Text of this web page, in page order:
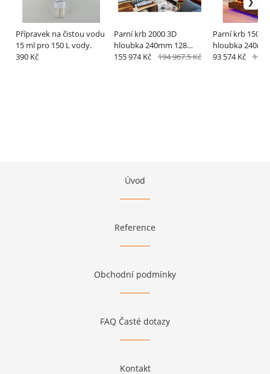
Přípravek na čistou vodu
15 ml pro 150 L vody.
390 Kč
Parní krb 2000 3D
hloubka 240mm 128
barev APP
155 974 Kč 194 967.5 Kč
Parní krb 1500
hloubka
93 574 Kč 116
Úvod
Reference
Obchodní podmínky
FAQ Časté dotazy
Kontakt